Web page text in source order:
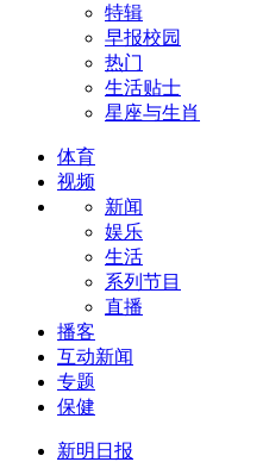
特辑
早报校园
热门
生活贴士
星座与生肖
体育
视频
新闻
娱乐
生活
系列节目
直播
播客
互动新闻
专题
保健
新明日报